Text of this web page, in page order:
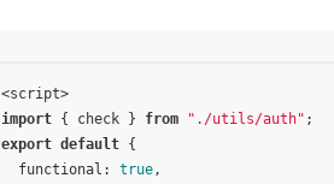
<script>
import { check } from "./utils/auth" ;
export default {
functional : true,